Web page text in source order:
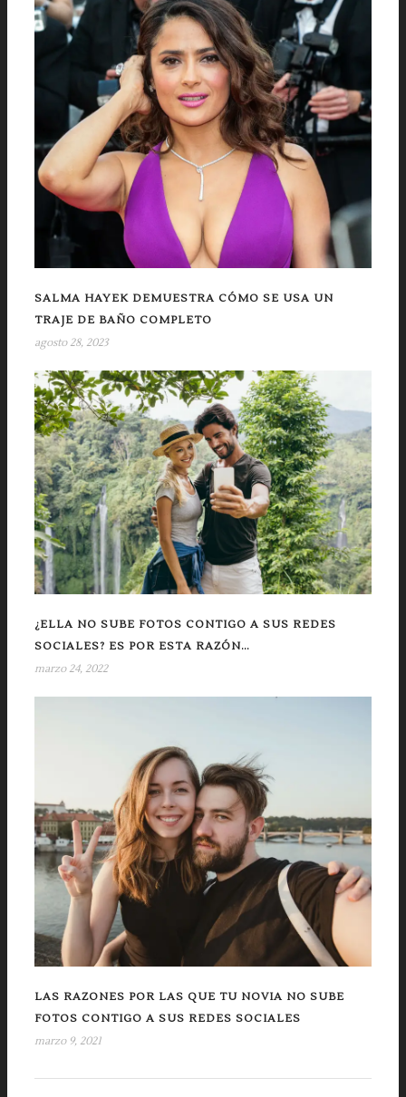
SALMA HAYEK DEMUESTRA CÓMO SE USA UN
TRAJE DE BAÑO COMPLETO
agosto 28, 2023
¿ELLA NO SUBE FOTOS CONTIGO A SUS REDES
SOCIALES? ES POR ESTA RAZÓN…
marzo 24, 2022
LAS RAZONES POR LAS QUE TU NOVIA NO SUBE
FOTOS CONTIGO A SUS REDES SOCIALES
marzo 9, 2021